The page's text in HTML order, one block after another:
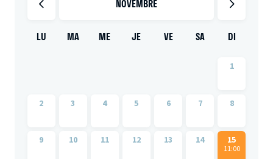
NOVEMBRE
LU MA ME JE VE SA DI
1
2 3 4 5 6 7 8
9 10 11 12 13 14 15
11:00